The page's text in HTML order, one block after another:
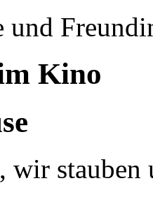
und
Kino
wir